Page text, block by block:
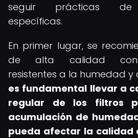
seguir prácticas de
específicas.
En primer lugar, se
de alta calidad con
resistentes a la humedad y
es fundamental llevar a
regular de los filtros
acumulación de
pueda afectar la calidad